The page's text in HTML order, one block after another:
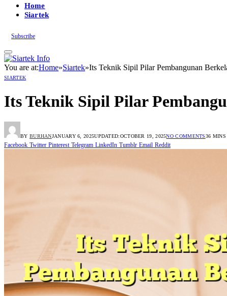
Home
Siartek
Subscribe
You are at:Home»Siartek»Its Teknik Sipil Pilar Pembangunan
SIARTEK
Its Teknik Sipil Pilar
BY BURHANJANUARY 6, 2025UPDATED:OCTOBER 19, 2025NO COMMENTS36 MINS
Facebook Twitter Pinterest Telegram LinkedIn Tumblr Email Reddit